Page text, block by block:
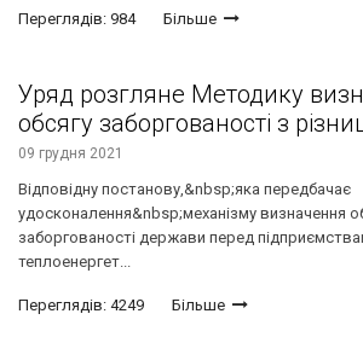
Переглядів: 984 Більше
Уряд розгляне Методику
обсягу заборгованості з
09 грудня 2021
Відповідну постанову,&nbsp;яка передбачає
удосконалення&nbsp;механізму визначення
заборгованості держави перед
теплоенергет...
Переглядів: 4249 Більше